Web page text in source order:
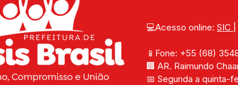
💻Acesso online: SIC
📱Fone: +55 (68)
🏢 AR. Raimundo
📅 Segunda a quinta-